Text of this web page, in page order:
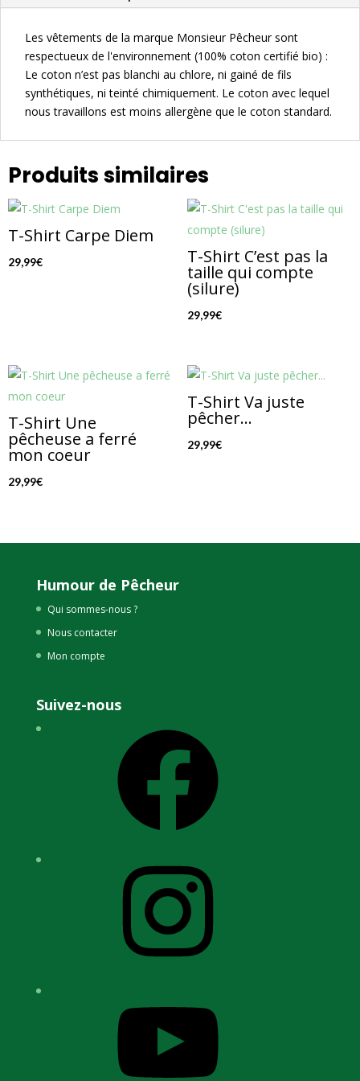
Les vêtements de la marque Monsieur Pêcheur sont
respectueux de l'environnement (100% coton certifié bio) :
Le coton n’est pas blanchi au chlore, ni gainé de fils
synthétiques, ni teinté chimiquement. Le coton avec lequel
nous travaillons est moins allergène que le coton standard.
Produits similaires
T-Shirt Carpe Diem
29,99€ T-Shirt C’est pas la
taille qui compte
(silure)
29,99€
T-Shirt Une
pêcheuse a ferré
mon coeur
29,99€
T-Shirt Va juste
pêcher…
29,99€
Humour de Pêcheur
Qui sommes-nous ?
Nous contacter
Mon compte
Suivez-nous